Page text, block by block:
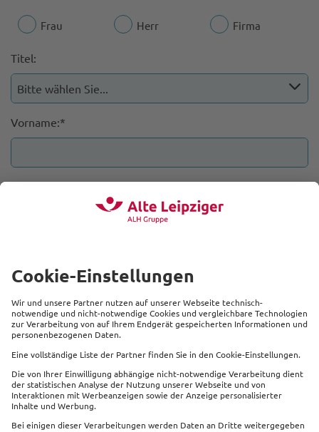
Frau Herr Firma
Titel:
Vorname:*
Nachname:*
Straße:* Hausnummer:*
Postleitzahl:* Ort:*